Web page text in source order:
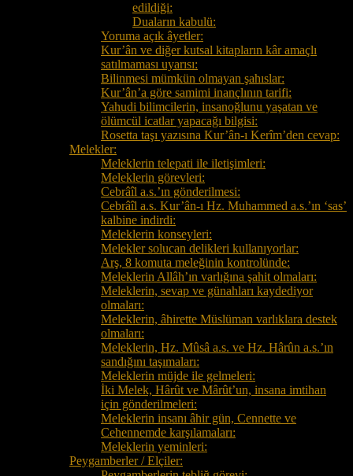
edildiği:
Duaların kabulü:
Yoruma açık âyetler:
Kur’ân ve diğer kutsal kitapların kâr amaçlı
satılmaması uyarısı:
Bilinmesi mümkün olmayan şahıslar:
Kur’ân’a göre samimi inançlının tarifi:
Yahudi bilimcilerin, insanoğlunu yaşatan ve
ölümcül icatlar yapacağı bilgisi:
Rosetta taşı yazısına Kur’ân-ı Kerîm’den cevap:
Melekler:
Meleklerin telepati ile iletişimleri:
Meleklerin görevleri:
Cebrâîl a.s.’ın gönderilmesi:
Cebrâîl a.s. Kur’ân-ı Hz. Muhammed a.s.’ın ‘sas’
kalbine indirdi:
Meleklerin konseyleri:
Melekler solucan delikleri kullanıyorlar:
Arş, 8 komuta meleğinin kontrolünde:
Meleklerin Allâh’ın varlığına şahit olmaları:
Meleklerin, sevap ve günahları kaydediyor
olmaları:
Meleklerin, âhirette Müslüman varlıklara destek
olmaları:
Meleklerin, Hz. Mûsâ a.s. ve Hz. Hârûn a.s.’ın
sandığını taşımaları:
Meleklerin müjde ile gelmeleri:
İki Melek, Hârût ve Mârût’un, insana imtihan
için gönderilmeleri:
Meleklerin insanı âhir gün, Cennette ve
Cehennemde karşılamaları:
Meleklerin yeminleri:
Peygamberler / Elçiler: